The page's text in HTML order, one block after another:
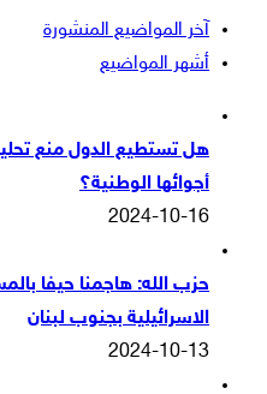
آخر المواضيع المنشورة
أشهر المواضيع
هل تستطيع الدول منع
أجوائها الوطنية؟
2024-10-16
حزب الله: هاجمنا حيفا
الاسرائيلية بجنوب لبنان
2024-10-13